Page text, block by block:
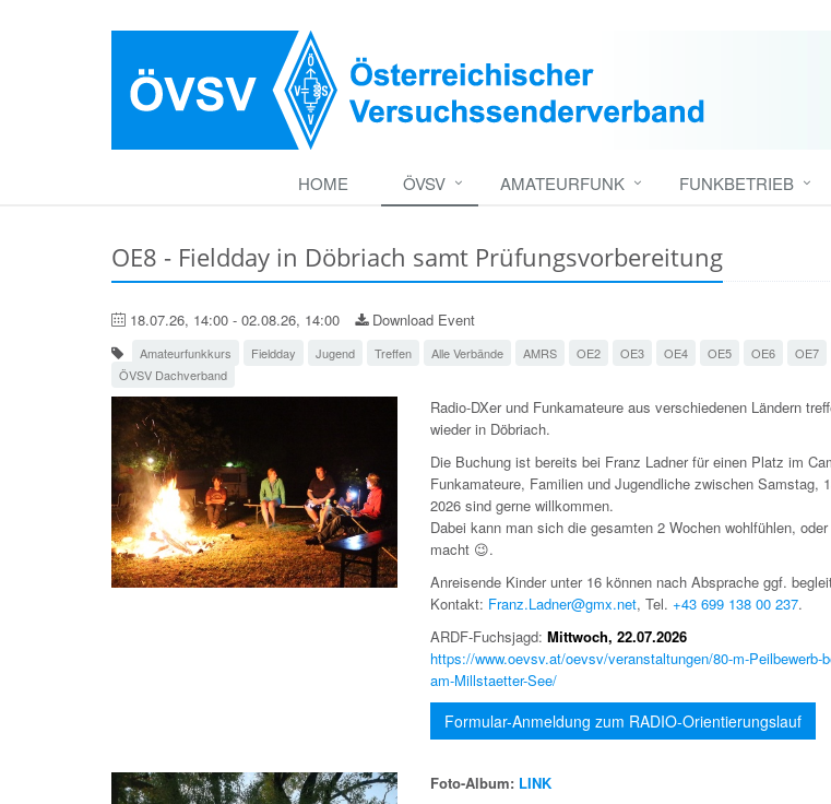
HOME ÖVSV AMATEURFUNK FUNKBETRIEB
OE8 - Fieldday in Döbriach samt Prüfungsvorbereitung
18.07.26, 14:00 - 02.08.26, 14:00 Download Event
Amateurfunkkurs Fieldday Jugend Treffen Alle Verbände AMRS OE2 OE3 OE4 OE5 OE6 OE7
ÖVSV Dachverband
Radio-DXer und Funkamateure aus verschiedenen Ländern
wieder in Döbriach.
Die Buchung ist bereits bei Franz Ladner für einen Platz im
Funkamateure, Familien und Jugendliche zwischen Samstag,
2026 sind gerne willkommen.
Dabei kann man sich die gesamten 2 Wochen wohlfühlen,
macht 😉.
Anreisende Kinder unter 16 können nach Absprache ggf.
Kontakt: Franz.Ladner@gmx.net, Tel.+43 699 138 00 237.
ARDF-Fuchsjagd:Mittwoch, 22.07.2026
https://www.oevsv.at/oevsv/veranstaltungen/80-m-Peilbewerb-
am-Millstaetter-See/
Formular-Anmeldung zum RADIO-Orientierungslauf
Foto-Album: LINK